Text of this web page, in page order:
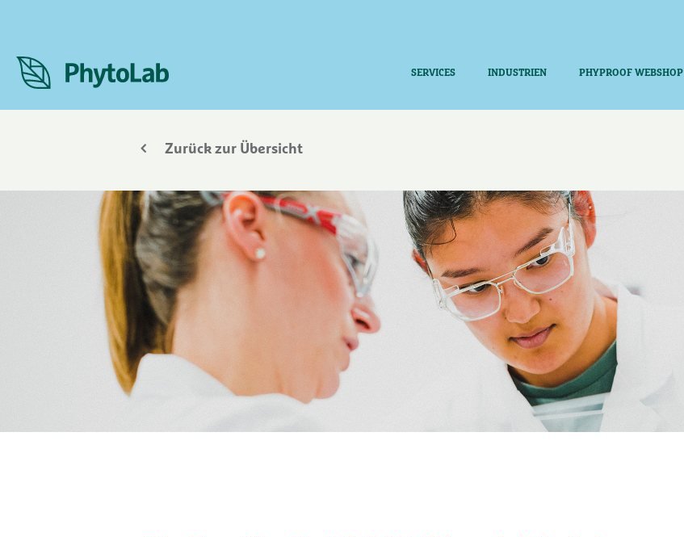
SERVICES INDUSTRIEN PHYPROOF WEBSHOP
Zurück zur Übersicht